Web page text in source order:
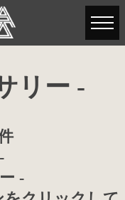
リー -
-